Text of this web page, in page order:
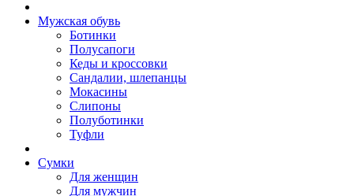
Мужская обувь
Ботинки
Полусапоги
Кеды и кроссовки
Сандалии, шлепанцы
Мокасины
Слипоны
Полуботинки
Туфли
Сумки
Для женщин
Для мужчин